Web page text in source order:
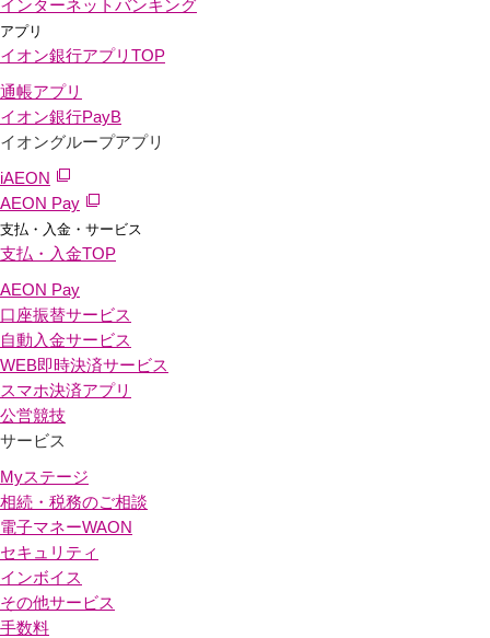
インターネットバンキング
アプリ
イオン銀行アプリ TOP
通帳アプリ
イオン銀行PayB
イオングループアプリ
iAEON
AEON Pay
支払・入金・サービス
支払・入金TOP
AEON Pay
口座振替サービス
自動入金サービス
WEB即時決済サービス
スマホ決済アプリ
公営競技
サービス
Myステージ
相続・税務のご相談
電子マネーWAON
セキュリティ
インボイス
その他サービス
手数料